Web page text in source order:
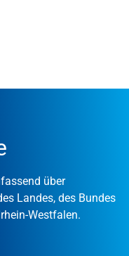
über
Landes, des Bundes
Westfalen.